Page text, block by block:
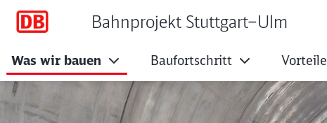
Pfaffensteigtunnel
Bahnprojekt Stuttgart–Ulm
Was wir bauen Baufortschritt Vorteile